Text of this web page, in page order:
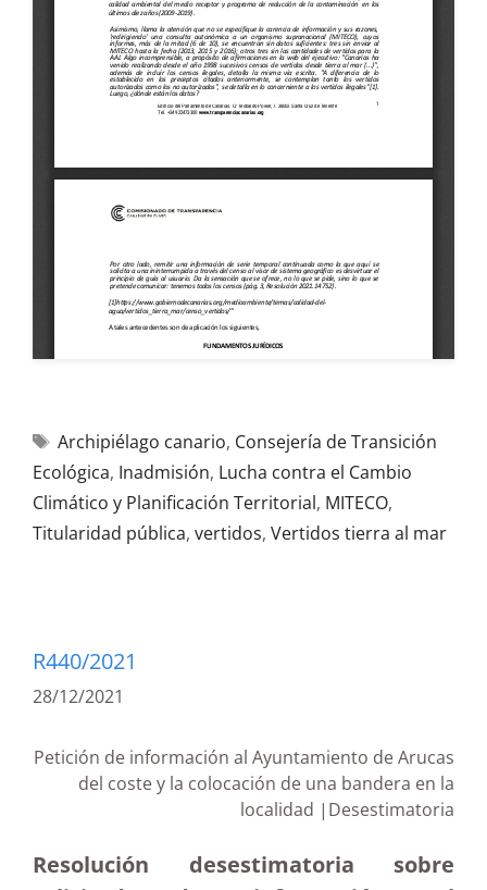
Archipiélago canario, Consejería de Transición
Ecológica, Inadmisión, Lucha contra el Cambio
Climático y Planificación Territorial, MITECO,
Titularidad pública, vertidos, Vertidos tierra al mar
R440/2021
28/12/2021
Petición de información al Ayuntamiento de Arucas
del coste y la colocación de una bandera en la
localidad |Desestimatoria
Resolución desestimatoria sobre